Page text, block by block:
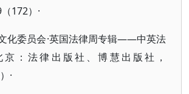
172）·
化委员会·英国法律周专辑――中英法
京：法律出版社、博慧出版社，
·